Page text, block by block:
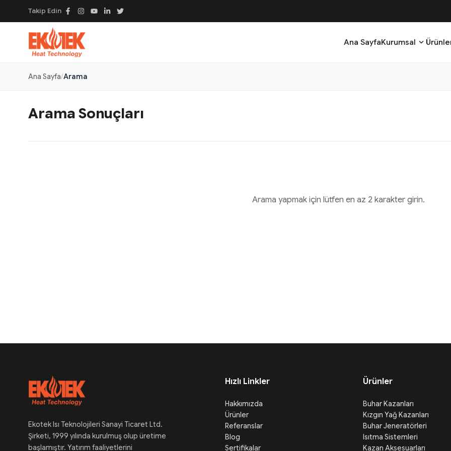
Takip Edin
Ana SayfaKurumsal expand_more
Ana Sayfa Arama
Arama Sonuçları
Arama yapmak için lütfen en az 2 karakter girin.
Ekotek Isı Teknolojileri Sanayi Ticaret Ltd.
Şirketi, 1999 yılında kurulmuş olup üretime
başlamıştır. Yatırım faaliyetlerini
Hızlı Linkler
Hakkımızda
Ürünler
Referanslar
Blog
Sertifikalar
Ürünler
Buhar Kazanları
Kızgın Yağ Kazanları
Buhar Jeneratörleri
Isıtma Sistemleri
Kazan Aksesuarları